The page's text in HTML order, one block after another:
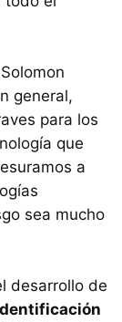
general,
para los
que
a
sea mucho
desarrollo de